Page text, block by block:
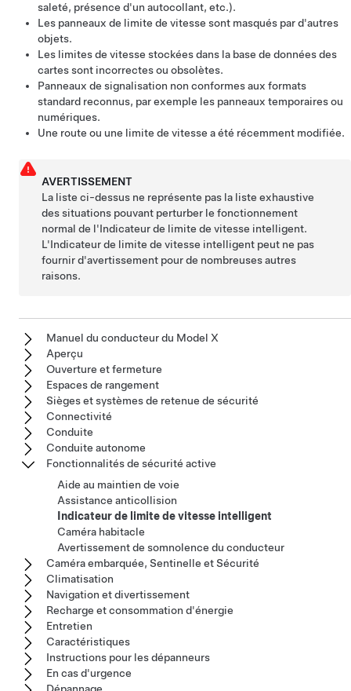
saleté, présence d'un autocollant, etc.).
Les panneaux de limite de vitesse sont masqués par d'autres
objets.
Les limites de vitesse stockées dans la base de données des
cartes sont incorrectes ou obsolètes.
Panneaux de signalisation non conformes aux formats
standard reconnus, par exemple les panneaux temporaires ou
numériques.
Une route ou une limite de vitesse a été récemment modifiée.
AVERTISSEMENT
La liste ci-dessus ne représente pas la liste exhaustive
des situations pouvant perturber le fonctionnement
normal de l'Indicateur de limite de vitesse intelligent.
L'Indicateur de limite de vitesse intelligent peut ne pas
fournir d'avertissement pour de nombreuses autres
raisons.
Manuel du conducteur du Model X
Aperçu
Ouverture et fermeture
Espaces de rangement
Sièges et systèmes de retenue de sécurité
Connectivité
Conduite
Conduite autonome
Fonctionnalités de sécurité active
Aide au maintien de voie
Assistance anticollision
Indicateur de limite de vitesse intelligent
Caméra habitacle
Avertissement de somnolence du conducteur
Caméra embarquée, Sentinelle et Sécurité
Climatisation
Navigation et divertissement
Recharge et consommation d'énergie
Entretien
Caractéristiques
Instructions pour les dépanneurs
En cas d'urgence